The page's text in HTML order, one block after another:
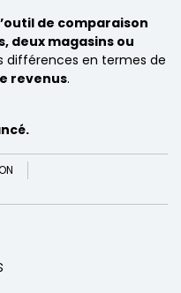
de comparaison
deux magasins ou
différences en termes de
revenus.